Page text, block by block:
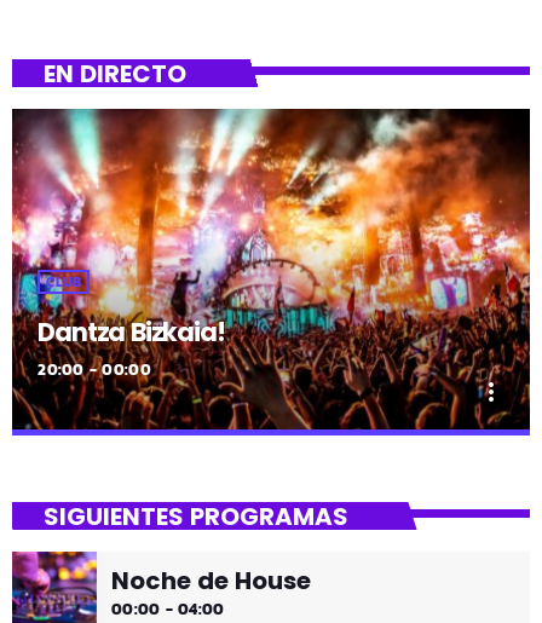
EN DIRECTO
CLUB
Dantza Bizkaia!
20:00 - 00:00
more_vert
Asteburuak zureak eta gureak dira! Dantza Bizkaia!
SIGUIENTES PROGRAMAS
Noche de House
00:00 - 04:00